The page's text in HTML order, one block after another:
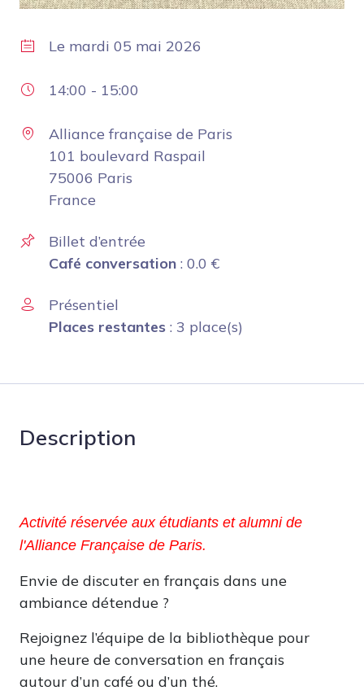
Le mardi 05 mai 2026
14:00 - 15:00
Alliance française de Paris
101 boulevard Raspail
75006 Paris
France
Billet d’entrée
Café conversation : 0.0 €
Présentiel
Places restantes : 3 place(s)
Description
Activité réservée aux étudiants et alumni de
l'Alliance Française de Paris.
Envie de discuter en français dans une
ambiance détendue ?
Rejoignez l’équipe de la bibliothèque pour
une heure de conversation en français
autour d’un café ou d’un thé.